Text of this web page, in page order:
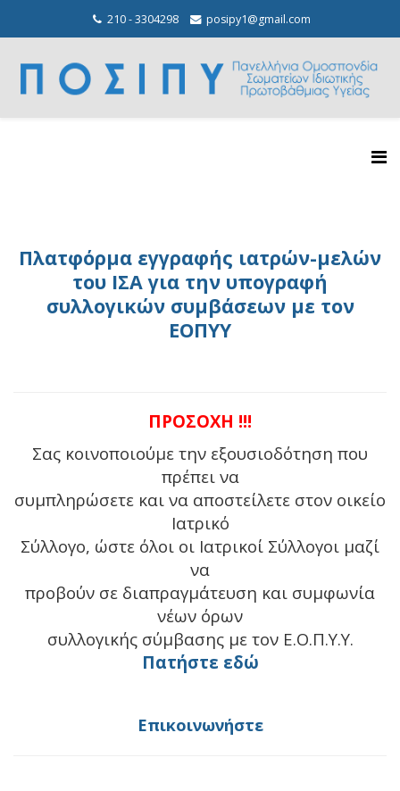
210 - 3304298 posipy1@gmail.com
Πλατφόρμα εγγραφής ιατρών-μελών
του ΙΣΑ για την υπογραφή
συλλογικών συμβάσεων με τον
ΕΟΠΥΥ
ΠΡΟΣΟΧΗ !!!
Σας κοινοποιούμε την εξουσιοδότηση που
πρέπει να
συμπληρώσετε και να αποστείλετε στον οικείο
Ιατρικό
Σύλλογο, ώστε όλοι οι Ιατρικοί Σύλλογοι μαζί
να
προβούν σε διαπραγμάτευση και συμφωνία
νέων όρων
συλλογικής σύμβασης με τον Ε.Ο.Π.Υ.Υ.
Πατήστε εδώ
Επικοινωνήστε